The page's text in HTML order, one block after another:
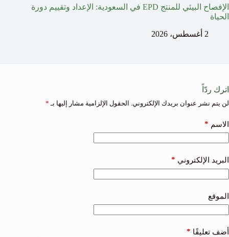
الإفصاح البيئي للمنتج EPD في السعودية: الإعداد وتقييم دورة
الحياة
2 أغسطس، 2026
اترك ردّاً
لن يتم نشر عنوان بريدك الإلكتروني. الحقول الإلزامية مشار إليها بـ *
الاسم *
البريد الإلكتروني *
الموقع
أضف تعليقًا *